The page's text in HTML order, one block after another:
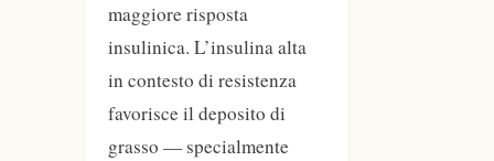
maggiore risposta
insulinica. L’insulina alta
in contesto di resistenza
favorisce il deposito di
grasso — specialmente